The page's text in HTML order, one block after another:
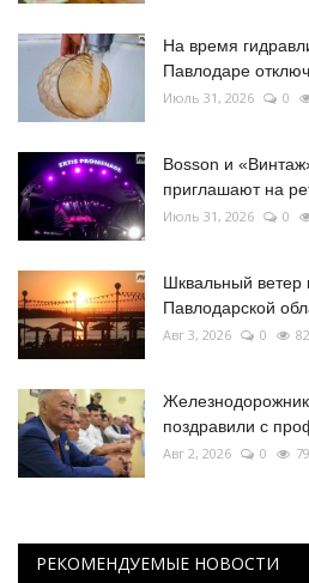
На время
Павлодаре
Июль 31, 2026 0
Bosson и
приглашают на
Июль 31, 2026 0
Шквальный ветер
Павлодарской
Авг 3, 2026 0
поздравили с
Авг 2, 2026 0
РЕКОМЕНДУЕМЫЕ НОВОСТИ